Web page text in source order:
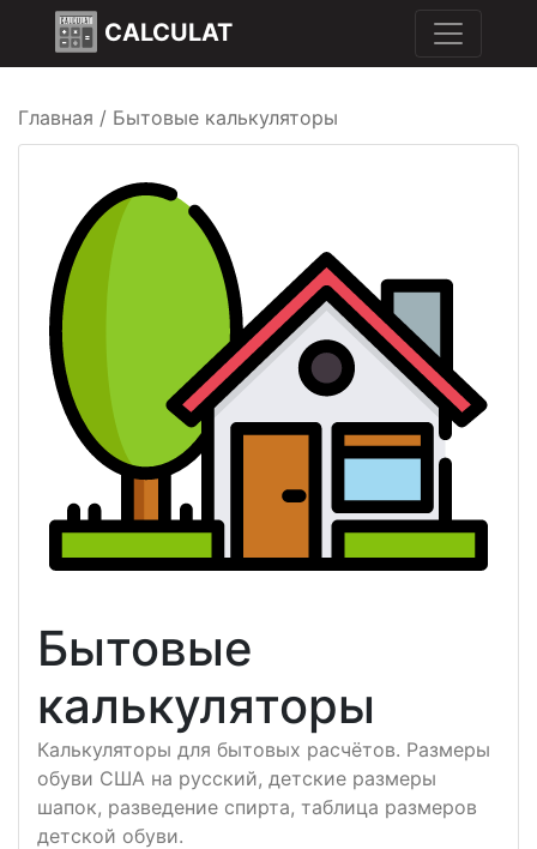
CALCULAT
Главная / Бытовые калькуляторы
Бытовые
калькуляторы
Калькуляторы для бытовых расчётов. Размеры
обуви США на русский, детские размеры
шапок, разведение спирта, таблица размеров
детской обуви.